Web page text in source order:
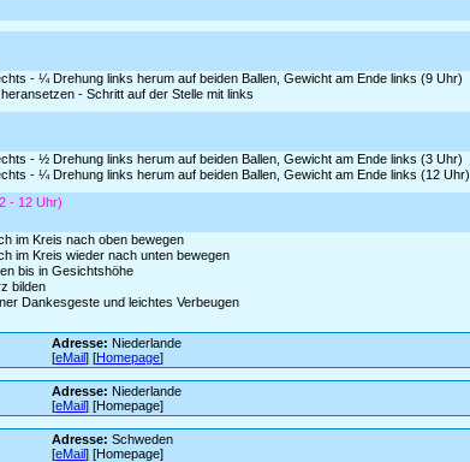
- ¼ Drehung links herum auf beiden Ballen, Gewicht am Ende links (9 Uhr)
- Schritt auf der Stelle mit links
- ½ Drehung links herum auf beiden Ballen, Gewicht am Ende links (3 Uhr)
- ¼ Drehung links herum auf beiden Ballen, Gewicht am Ende links (12 Uhr)
- 12 Uhr)
im Kreis nach oben bewegen
im Kreis wieder nach unten bewegen
bis in Gesichtshöhe
bilden
Dankesgeste und leichtes Verbeugen
Adresse: Niederlande
[eMail] [Homepage]
Adresse: Niederlande
[eMail] [Homepage]
Adresse: Schweden
[eMail] [Homepage]